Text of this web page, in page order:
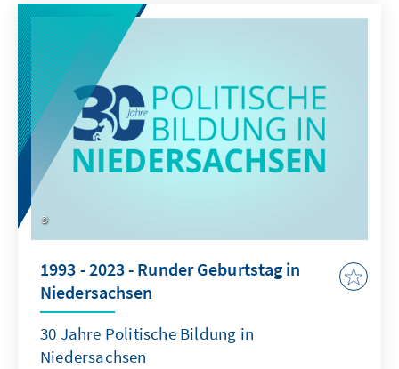
Bestandsaufnahme.“
1993 - 2023 - Runder Geburtstag in
Niedersachsen
30 Jahre Politische Bildung in
Niedersachsen